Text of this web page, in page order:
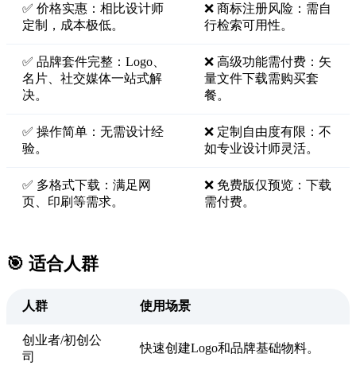
✅ 价格实惠：相比设计师
定制，成本极低。
❌ 商标注册风险：需自
行检索可用性。
✅ 品牌套件完整：Logo、
名片、社交媒体一站式解
决。
❌ 高级功能需付费：矢
量文件下载需购买套
餐。
✅ 操作简单：无需设计经
验。
❌ 定制自由度有限：不
如专业设计师灵活。
✅ 多格式下载：满足网
页、印刷等需求。
❌ 免费版仅预览：下载
需付费。
🎯 适合人群
人群 使用场景
创业者/初创公
司
快速创建Logo和品牌基础物料。